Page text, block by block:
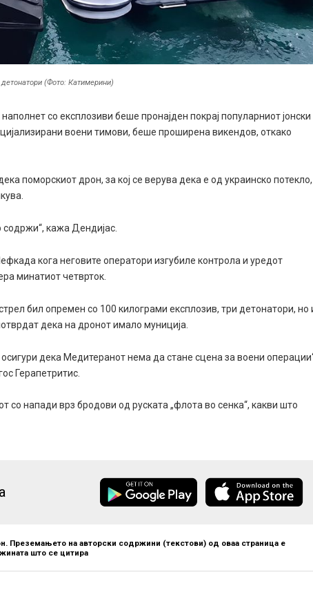
(Фото: Катимерини)
со експлозиви беше пронајден покрај популарниот јонски
воени тимови, беше проширена викендов, откако
поморскиот дрон, за кој се верува дека е од украинско потекло,
кажа Дендијас.
кога неговите оператори изгубиле контрола и уредот
минатиот четврток.
бил опремен со 100 килограми експлозив, три детонатори, но
дека на дронот имало муниција.
осигури дека Медитеранот нема да стане сцена за воени
Герапетритис.
со напади врз бродови од руската „флота во сенка“, какви што
Преземањето на авторски содржини (текстови) од оваа страница е
што се цитира